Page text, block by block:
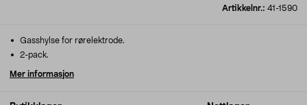
Artikkelnr.: 41-1590
Gasshylse for rørelektrode.
2-pack.
Mer informasjon